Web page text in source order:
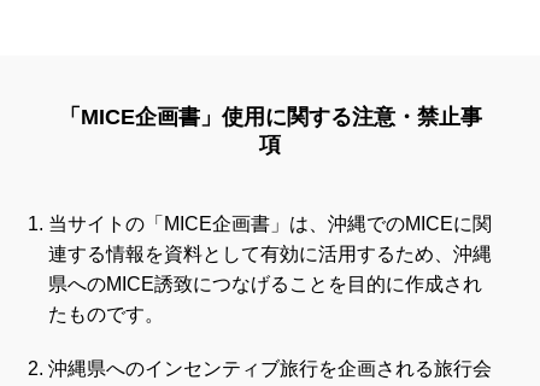
「MICE企画書」使用に関する注意・禁止事
項
当サイトの「MICE企画書」は、沖縄でのMICEに関
連する情報を資料として有効に活用するため、沖縄
県へのMICE誘致につなげることを目的に作成され
たものです。
沖縄県へのインセンティブ旅行を企画される旅行会